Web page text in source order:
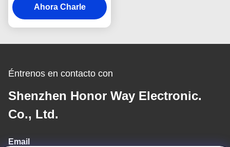
escaneo de código de
barras para la máquina
Ahora Charle
Éntrenos en contacto con
Shenzhen Honor Way Electronic.
Co., Ltd.
Email